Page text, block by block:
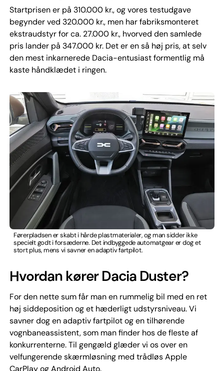
Startprisen er på 310.000 kr., og vores testudgave
begynder ved 320.000 kr., men har fabriksmonteret
ekstraudstyr for ca. 27.000 kr., hvorved den samlede
pris lander på 347.000 kr. Det er en så høj pris, at selv
den mest inkarnerede Dacia-entusiast formentlig må
kaste håndklædet i ringen.
Førerpladsen er skabt i hårde plastmaterialer, og man sidder ikke
specielt godt i forsæderne. Det indbyggede automatgear er dog et
stort plus, mens vi savner en adaptiv fartpilot.
Hvordan kører Dacia Duster?
For den nette sum får man en rummelig bil med en ret
høj siddeposition og et hæderligt udstyrsniveau. Vi
savner dog en adaptiv fartpilot og en tilhørende
vognbaneassistent, som man finder hos de fleste af
konkurrenterne. Til gengæld glæder vi os over en
velfungerende skærmløsning med trådløs Apple
CarPlay og Android Auto.